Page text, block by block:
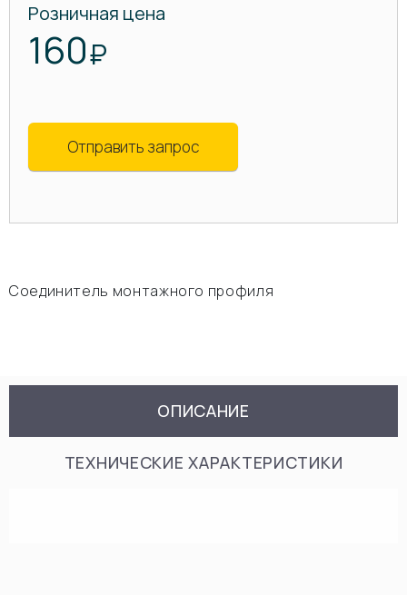
Розничная цена
160₽
Отправить запрос
Соединитель монтажного профиля
ОПИСАНИЕ
ТЕХНИЧЕСКИЕ ХАРАКТЕРИСТИКИ